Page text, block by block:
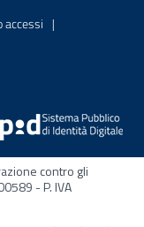
in una nuova finestra
accessi Sito interno -
finestra
contro gli
- P. IVA